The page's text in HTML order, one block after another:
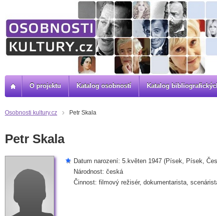
Osobnosti kultury.cz Petr Skala
Petr Skala
Datum narození: 5.květen 1947 (Písek, Písek,
Národnost: česká
Činnost: filmový režisér, dokumentarista,
O projektu Katalog osobností Katalog